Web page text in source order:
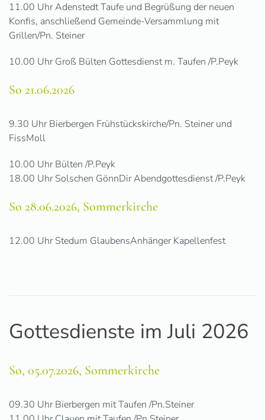
11.00 Uhr Adenstedt Taufe und Begrüßung der neuen
Konfis, anschließend Gemeinde-Versammlung mit
Grillen/Pn. Steiner
10.00 Uhr Groß Bülten Gottesdienst m. Taufen /P.Peyk
So 21.06.2026
9.30 Uhr Bierbergen Frühstückskirche/Pn. Steiner und
FissMoll
10.00 Uhr Bülten /P.Peyk
18.00 Uhr Solschen GönnDir Abendgottesdienst /P.Peyk
So 28.06.2026, Sommerkirche
12.00 Uhr Stedum GlaubensAnhänger Kapellenfest
Gottesdienste im Juli 2026
So, 05.07.2026, Sommerkirche
09.30 Uhr Bierbergen mit Taufen /Pn.Steiner